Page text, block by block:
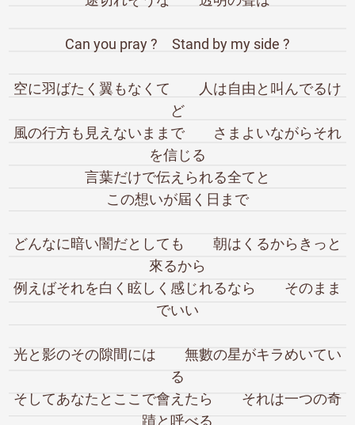
Can you pray ? Stand by my side ?
空に羽ばたく翼もなくて 人は自由と叫んでるけ
ど
風の行方も見えないままで さまよいながらそれ
を信じる
言葉だけで伝えられる全てと
この想いが屆く日まで
どんなに暗い闇だとしても 朝はくるからきっと
來るから
例えばそれを白く眩しく感じれるなら そのまま
でいい
光と影のその隙間には 無數の星がキラめいてい
る
そしてあなたとここで會えたら それは一つの奇
蹟と呼べる